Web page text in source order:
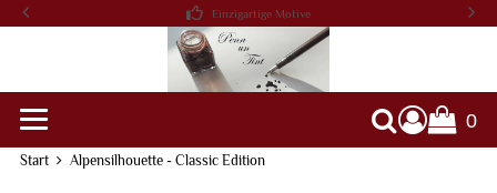
Einzigartige Motive
Suche
0
Start Alpensilhouette - Classic Edition